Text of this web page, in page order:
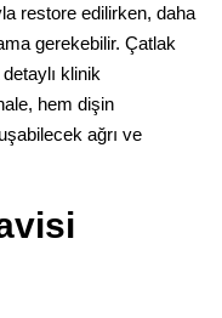
restore edilirken, daha
gerekebilir. Çatlak
klinik
hem dişin
ağrı ve